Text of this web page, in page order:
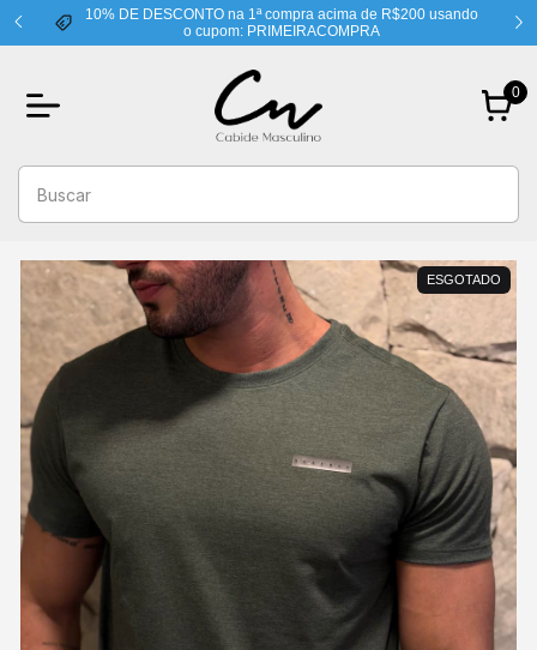
10% DE DESCONTO na 1ª compra acima de R$200 usando
o cupom: PRIMEIRACOMPRA
0
ESGOTADO